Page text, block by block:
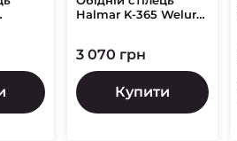
Halmar K-365 Welur
3 070 грн
Купити